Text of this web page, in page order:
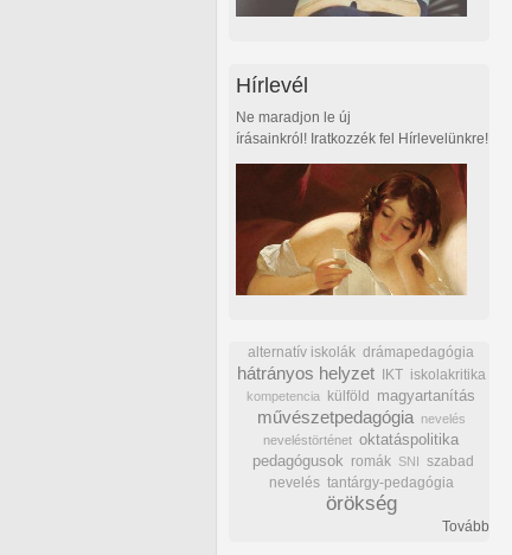
Hírlevél
Ne maradjon le új
írásainkról! Iratkozzék fel Hírlevelünkre!
alternatív iskolák drámapedagógia
hátrányos helyzet IKT iskolakritika
kompetencia külföld magyartanítás
művészetpedagógia
nevelés
neveléstörténet oktatáspolitika
pedagógusok romák SNI szabad
nevelés tantárgy-pedagógia
örökség
Tovább